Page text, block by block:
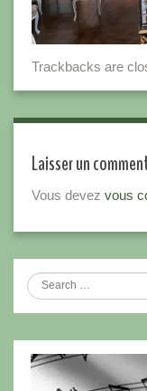
Trackbacks are
Laisser un
Vous devez vous
Search